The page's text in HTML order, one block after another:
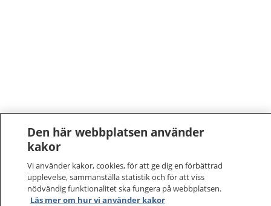
Den här webbplatsen använder
kakor
Vi använder kakor, cookies, för att ge dig en förbättrad
upplevelse, sammanställa statistik och för att viss
nödvändig funktionalitet ska fungera på webbplatsen.
Läs mer om hur vi använder kakor